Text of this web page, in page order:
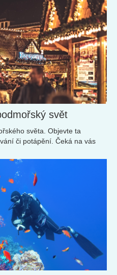
svět
světa. Objevte ta
či potápění. Čeká na vás